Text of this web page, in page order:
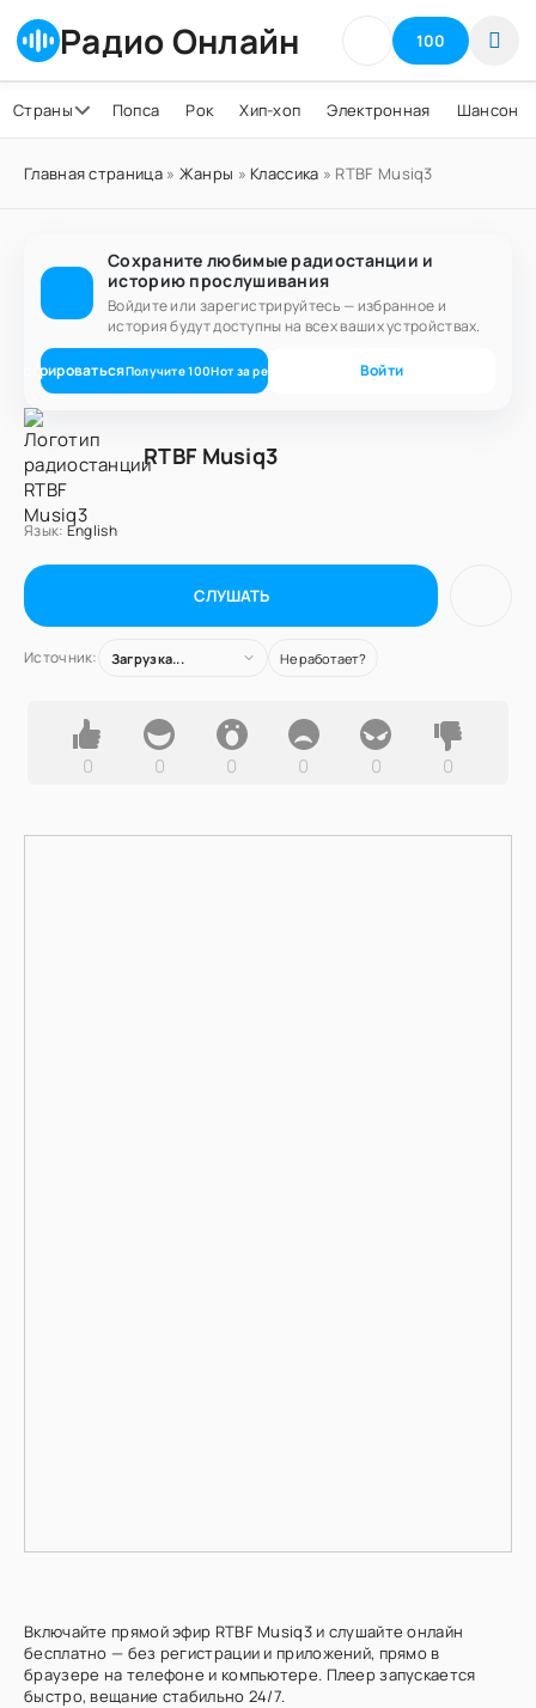
Радио Онлайн 100
Страны Попса Рок Хип-хоп Электронная Шансон
Главная страница» Жанры » Классика » RTBF Musiq3
Сохраните любимые радиостанции и
историю прослушивания
Войдите или зарегистрируйтесь — избранное и
история будут доступны на всех ваших устройствах.
Получите100Нот за регистрацию Войти
RTBF Musiq3
Язык: English
СЛУШАТЬ
Источник: Загрузка... Не работает?
0 0 0 0 0 0
Включайте прямой эфир RTBF Musiq3 и слушайте онлайн
бесплатно — без регистрации и приложений, прямо в
браузере на телефоне и компьютере. Плеер запускается
быстро, вещание стабильно 24/7.